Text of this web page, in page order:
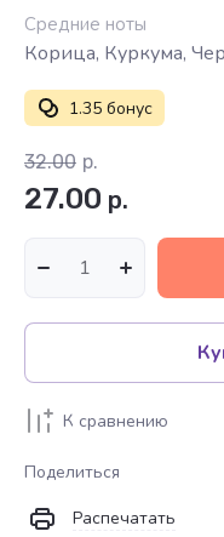
Средние ноты
Корица, Куркума,
1.35 бонус
32.00 р.
27.00 р.
К сравнению
Поделиться
Распечатать